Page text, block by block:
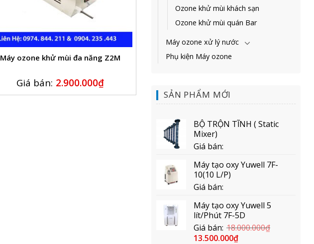
Máy ozone khử mùi đa năng Z2M
Giá bán: 2.900.000₫
Ozone khử mùi khách sạn
Ozone khử mùi quán Bar
Máy ozone xử lý nước
Phụ kiện Máy ozone
SẢN PHẨM MỚI
BỘ TRỘN TĨNH ( Static
Mixer)
Giá bán:
Máy tạo oxy Yuwell 7F-
10(10 L/P)
Giá bán:
Máy tạo oxy Yuwell 5
lít/Phút 7F-5D
Giá bán: 18.000.000₫
13.500.000₫